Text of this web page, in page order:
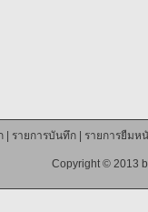
| รายการบันทึก| รายการยืมห
Copyright © 2013